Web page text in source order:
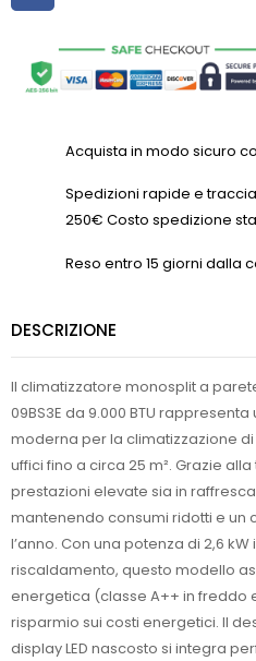
Acquista in modo sicuro
Spedizioni rapide e
250€ Costo spedizione
Reso entro 15 giorni dalla
DESCRIZIONE
Il climatizzatore monosplit a parete
09BS3E da 9.000 BTU
moderna per la climatizzazione
uffici fino a circa 25 m². Grazie
prestazioni elevate sia in
mantenendo consumi ridotti e un
l’anno. Con una potenza di 2,6
riscaldamento, questo modello
energetica (classe A++ in freddo
risparmio sui costi energetici. Il
display LED nascosto si integra